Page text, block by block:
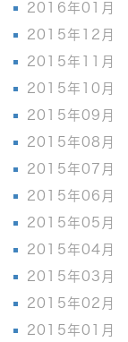
2016年01月
2015年12月
2015年11月
2015年10月
2015年09月
2015年08月
2015年07月
2015年06月
2015年05月
2015年04月
2015年03月
2015年02月
2015年01月